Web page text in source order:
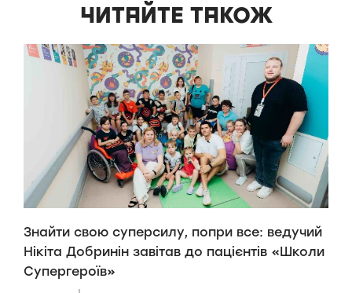
ЧИТАЙТЕ ТАКОЖ
Знайти свою суперсилу, попри все: ведучий
Нікіта Добринін завітав до пацієнтів «Школи
Супергероїв»